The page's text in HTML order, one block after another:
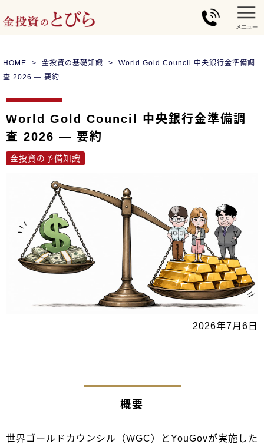
HOME 金投資の基礎知識
World Gold Council 中央銀行金準備調
査 2026 — 要約
World Gold Council 中央銀行金準備調
査 2026 — 要約
金投資の予備知識
2026年7月6日
概要
世界ゴールドカウンシル（WGC）とYouGovが実施した